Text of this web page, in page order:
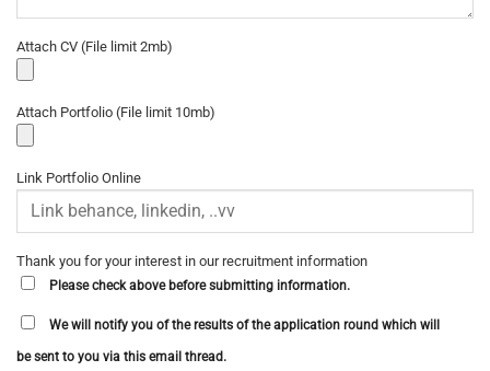
Attach CV (File limit 2mb)
Attach Portfolio (File limit 10mb)
Link Portfolio Online
Thank you for your interest in our recruitment information
Please check above before submitting information.
We will notify you of the results of the application round which will
be sent to you via this email thread.